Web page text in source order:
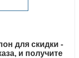
для скидки -
и получите